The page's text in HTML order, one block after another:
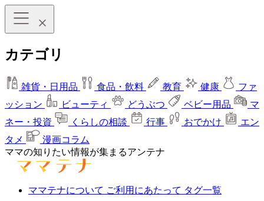
カテゴリ
雑貨・日用品 食品・飲料 教育 健康
ファ
ッション
ビューティ どうぶつ ベビー用品
マ
ネー・投資
くらしの相談 行事 おでかけ
エン
タメ
漫画コラム
ママの知りたい情報が集まるアンテナ
ママテナについて ご利用にあたって タグ一覧